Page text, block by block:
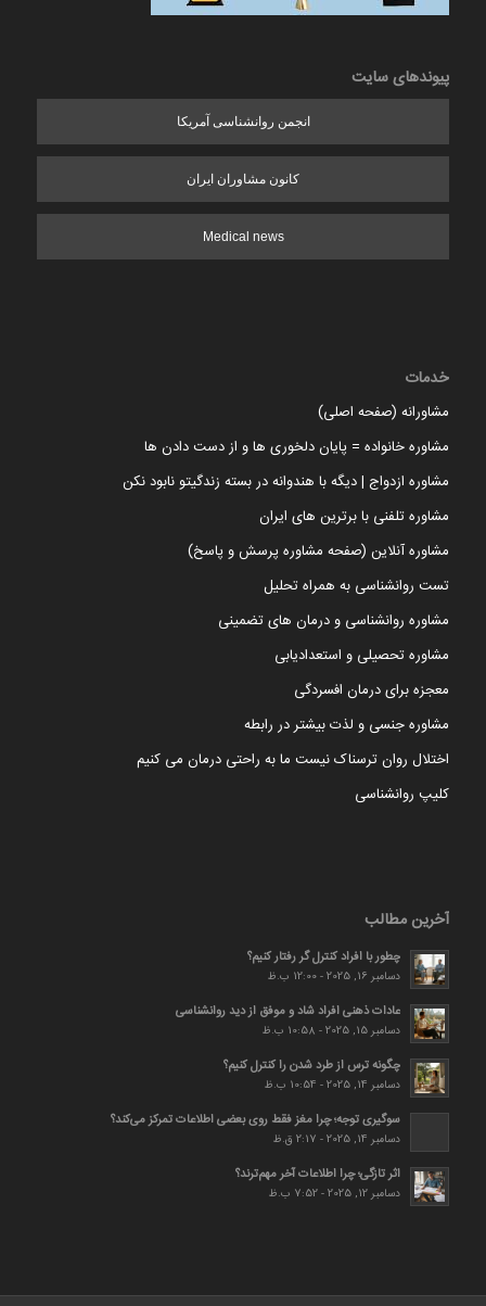
پیوندهای سایت
انجمن روانشناسی آمریکا
کانون مشاوران ایران
Medical news
خدمات
مشاورانه (صفحه اصلی)
مشاوره خانواده = پایان دلخوری ها و از دست دادن ها
مشاوره ازدواج | دیگه با هندوانه در بسته زندگیتو نابود نکن
مشاوره تلفنی با برترین های ایران
مشاوره آنلاین (صفحه مشاوره پرسش و پاسخ)
تست روانشناسی به همراه تحلیل
مشاوره روانشناسی و درمان های تضمینی
مشاوره تحصیلی و استعدادیابی
معجزه برای درمان افسردگی
مشاوره جنسی و لذت بیشتر در رابطه
اختلال روان ترسناک نیست ما به راحتی درمان می کنیم
کلیپ روانشناسی
آخرین مطالب
چطور با افراد کنترل گر رفتار کنیم؟
دسامبر 16, 2025 - 12:00 ب.ظ
عادات ذهنی افراد شاد و موفق از دید روانشناسی
دسامبر 15, 2025 - 10:58 ب.ظ
چگونه ترس از طرد شدن را کنترل کنیم؟
دسامبر 14, 2025 - 10:54 ب.ظ
سوگیری توجه؛ چرا مغز فقط روی بعضی اطلاعات تمرکز می‌کند؟
دسامبر 14, 2025 - 2:17 ق.ظ
اثر تازگی؛ چرا اطلاعات آخر مهم‌ترند؟
دسامبر 12, 2025 - 7:52 ب.ظ